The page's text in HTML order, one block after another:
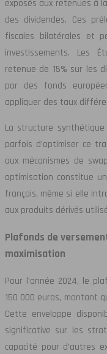
exposés aux retenues à
des dividendes. Ces
fiscales bilatérales et
investissements. Les
retenue de 15% sur les
par des fonds
appliquer des taux
La structure synthétique
parfois d’optimiser ce
aux mécanismes de
optimisation constitue
français, même si elle
aux produits dérivés
Plafonds de
maximisation
Pour l’année 2024, le
150 000 euros, montant
Cette enveloppe
significative sur les
capacité pour d’autres